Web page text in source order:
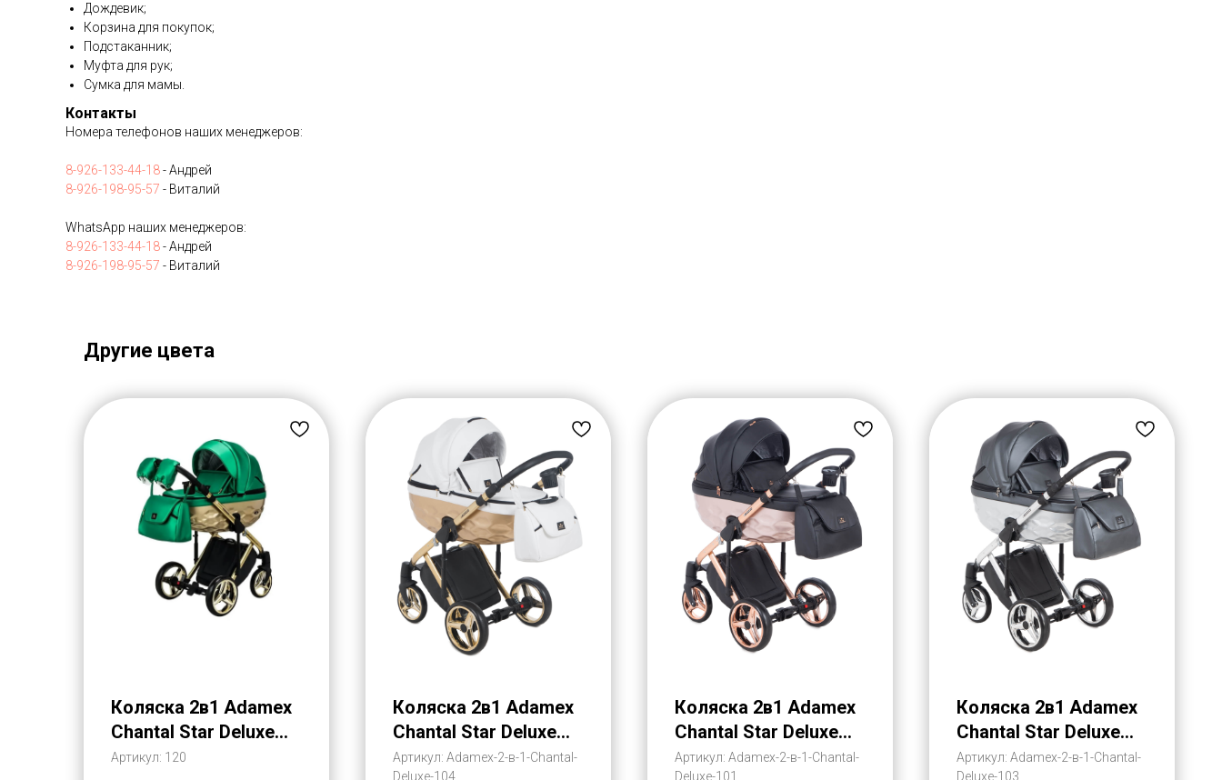
Дождевик;
Корзина для покупок;
Подстаканник;
Муфта для рук;
Сумка для мамы.
Контакты
Номера телефонов наших менеджеров:
8-926-133-44-18- Андрей
8-926-198-95-57 - Виталий
WhatsApp наших менеджеров:
8-926-133-44-18- Андрей
8-926-198-95-57 - Виталий
Другие цвета
Коляска 2в1 Adamex
Chantal Star Deluxe
Эко-Кожа (Адамекс
Артикул: 120
Коляска 2в1 Adamex
Chantal Star Deluxe
Эко-Кожа (Адамекс
Артикул: Adamex-2-в-1-Chantal-
Deluxe-104
Коляска 2в1 Adamex
Chantal Star Deluxe
Эко-Кожа (Адамекс
Артикул: Adamex-2-в-1-Chantal-
Deluxe-101
Коляска 2в1 Adamex
Chantal Star Deluxe
Эко-Кожа (Адамекс
Артикул: Adamex-2-в-1-Chantal-
Deluxe-103